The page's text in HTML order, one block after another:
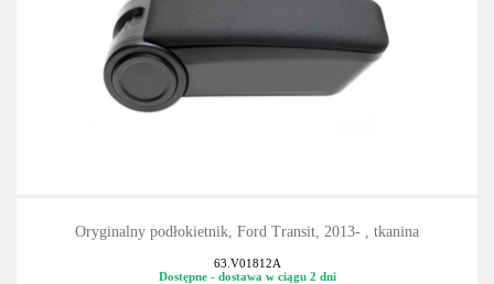
Oryginalny podłokietnik, Ford Transit, 2013- , tkanina
63.V01812A
Dostępne - dostawa w ciągu 2 dni